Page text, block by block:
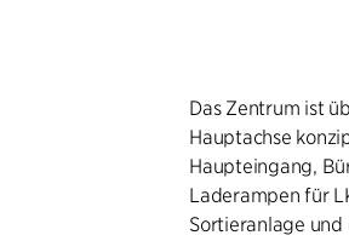
Das Zentrum ist
Hauptachse
Haupteingang,
Laderampen für
Sortieranlage